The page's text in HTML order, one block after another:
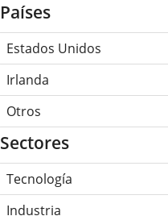
Países
Estados Unidos
Irlanda
Otros
Sectores
Tecnología
Industria